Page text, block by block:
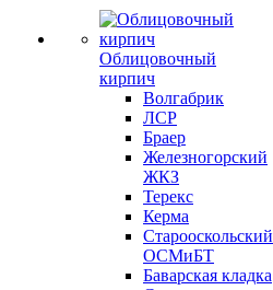
Облицовочный
кирпич
Волгабрик
ЛСР
Браер
Железногорский
ЖКЗ
Терекс
Керма
Старооскольский
ОСМиБТ
Баварская кладка